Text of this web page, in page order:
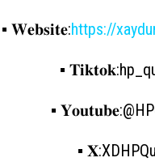
▪️ 𝐖𝐞𝐛𝐬𝐢𝐭𝐞:https://
▪️
▪️
▪️